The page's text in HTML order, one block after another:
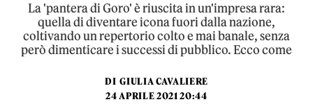
La 'pantera di Goro' è riuscita in un'impresa rara:
quella di diventare icona fuori dalla nazione,
coltivando un repertorio colto e mai banale, senza
però dimenticare i successi di pubblico. Ecco come
DI GIULIA CAVALIERE
24 APRILE 2021 20:44